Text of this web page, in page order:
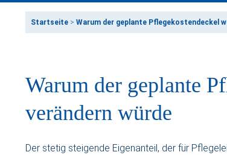
Startseite > Warum der geplante Pflegekostendeckel
Warum der geplante
verändern würde
Der stetig steigende Eigenanteil, der für